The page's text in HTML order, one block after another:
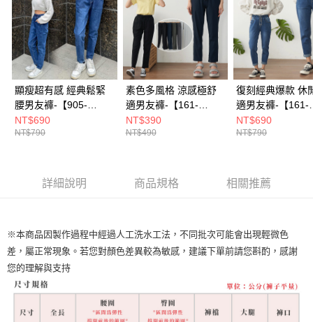
顯瘦超有感 經典鬆緊
腰男友褲-【905-
5012】
NT$690
NT$790
素色多風格 涼感極舒
適男友褲-【161-
9277】
NT$390
NT$490
復刻經典爆款 休
適男友褲-【161-
6855】
NT$690
NT$790
詳細說明 商品規格 相關推薦
※本商品因製作過程中經過人工洗水工法，不同批次可能會出現輕微色
差，屬正常現象。若您對顏色差異較為敏感，建議下單前請您斟酌，感謝
您的理解與支持